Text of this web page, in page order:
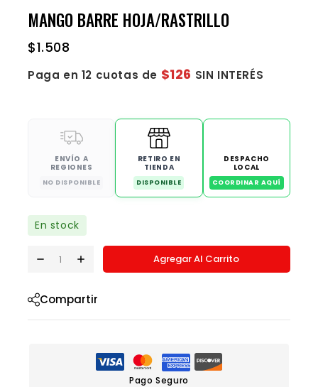
MANGO BARRE HOJA/RASTRILLO
$1.508
Paga en 12 cuotas de $126 SIN INTERÉS
ENVÍO A
REGIONES
NO DISPONIBLE
RETIRO EN
TIENDA
DISPONIBLE
DESPACHO
LOCAL
COORDINAR AQUÍ
En stock
Agregar Al Carrito
Compartir
Pago Seguro